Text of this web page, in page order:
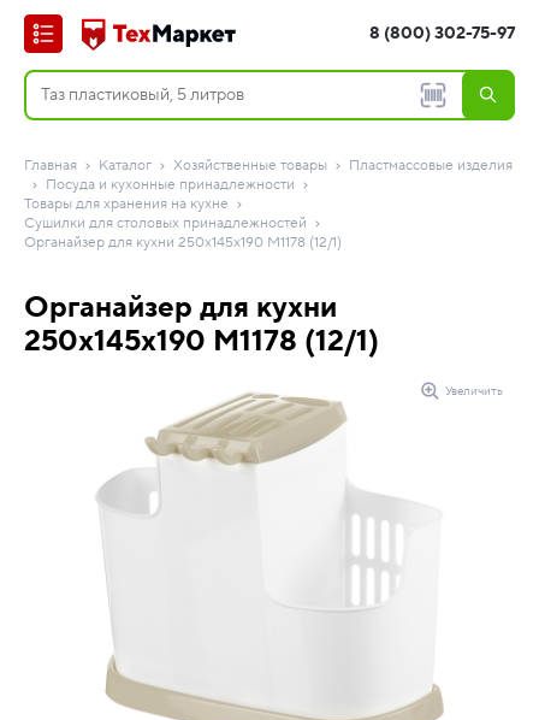
8 (800) 302-75-97
Главная Каталог Хозяйственные товары
Пластмассовые изделия
Посуда и кухонные принадлежности
Товары для хранения на кухне
Сушилки для столовых принадлежностей
Органайзер для кухни 250х145х190 М1178 (12/1)
Органайзер для кухни
250х145х190 М1178 (12/1)
Увеличить